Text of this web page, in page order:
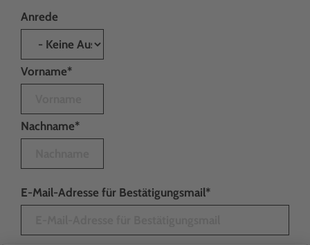
Anrede
Vorname*
Nachname*
E-Mail-Adresse für Bestätigungsmail*